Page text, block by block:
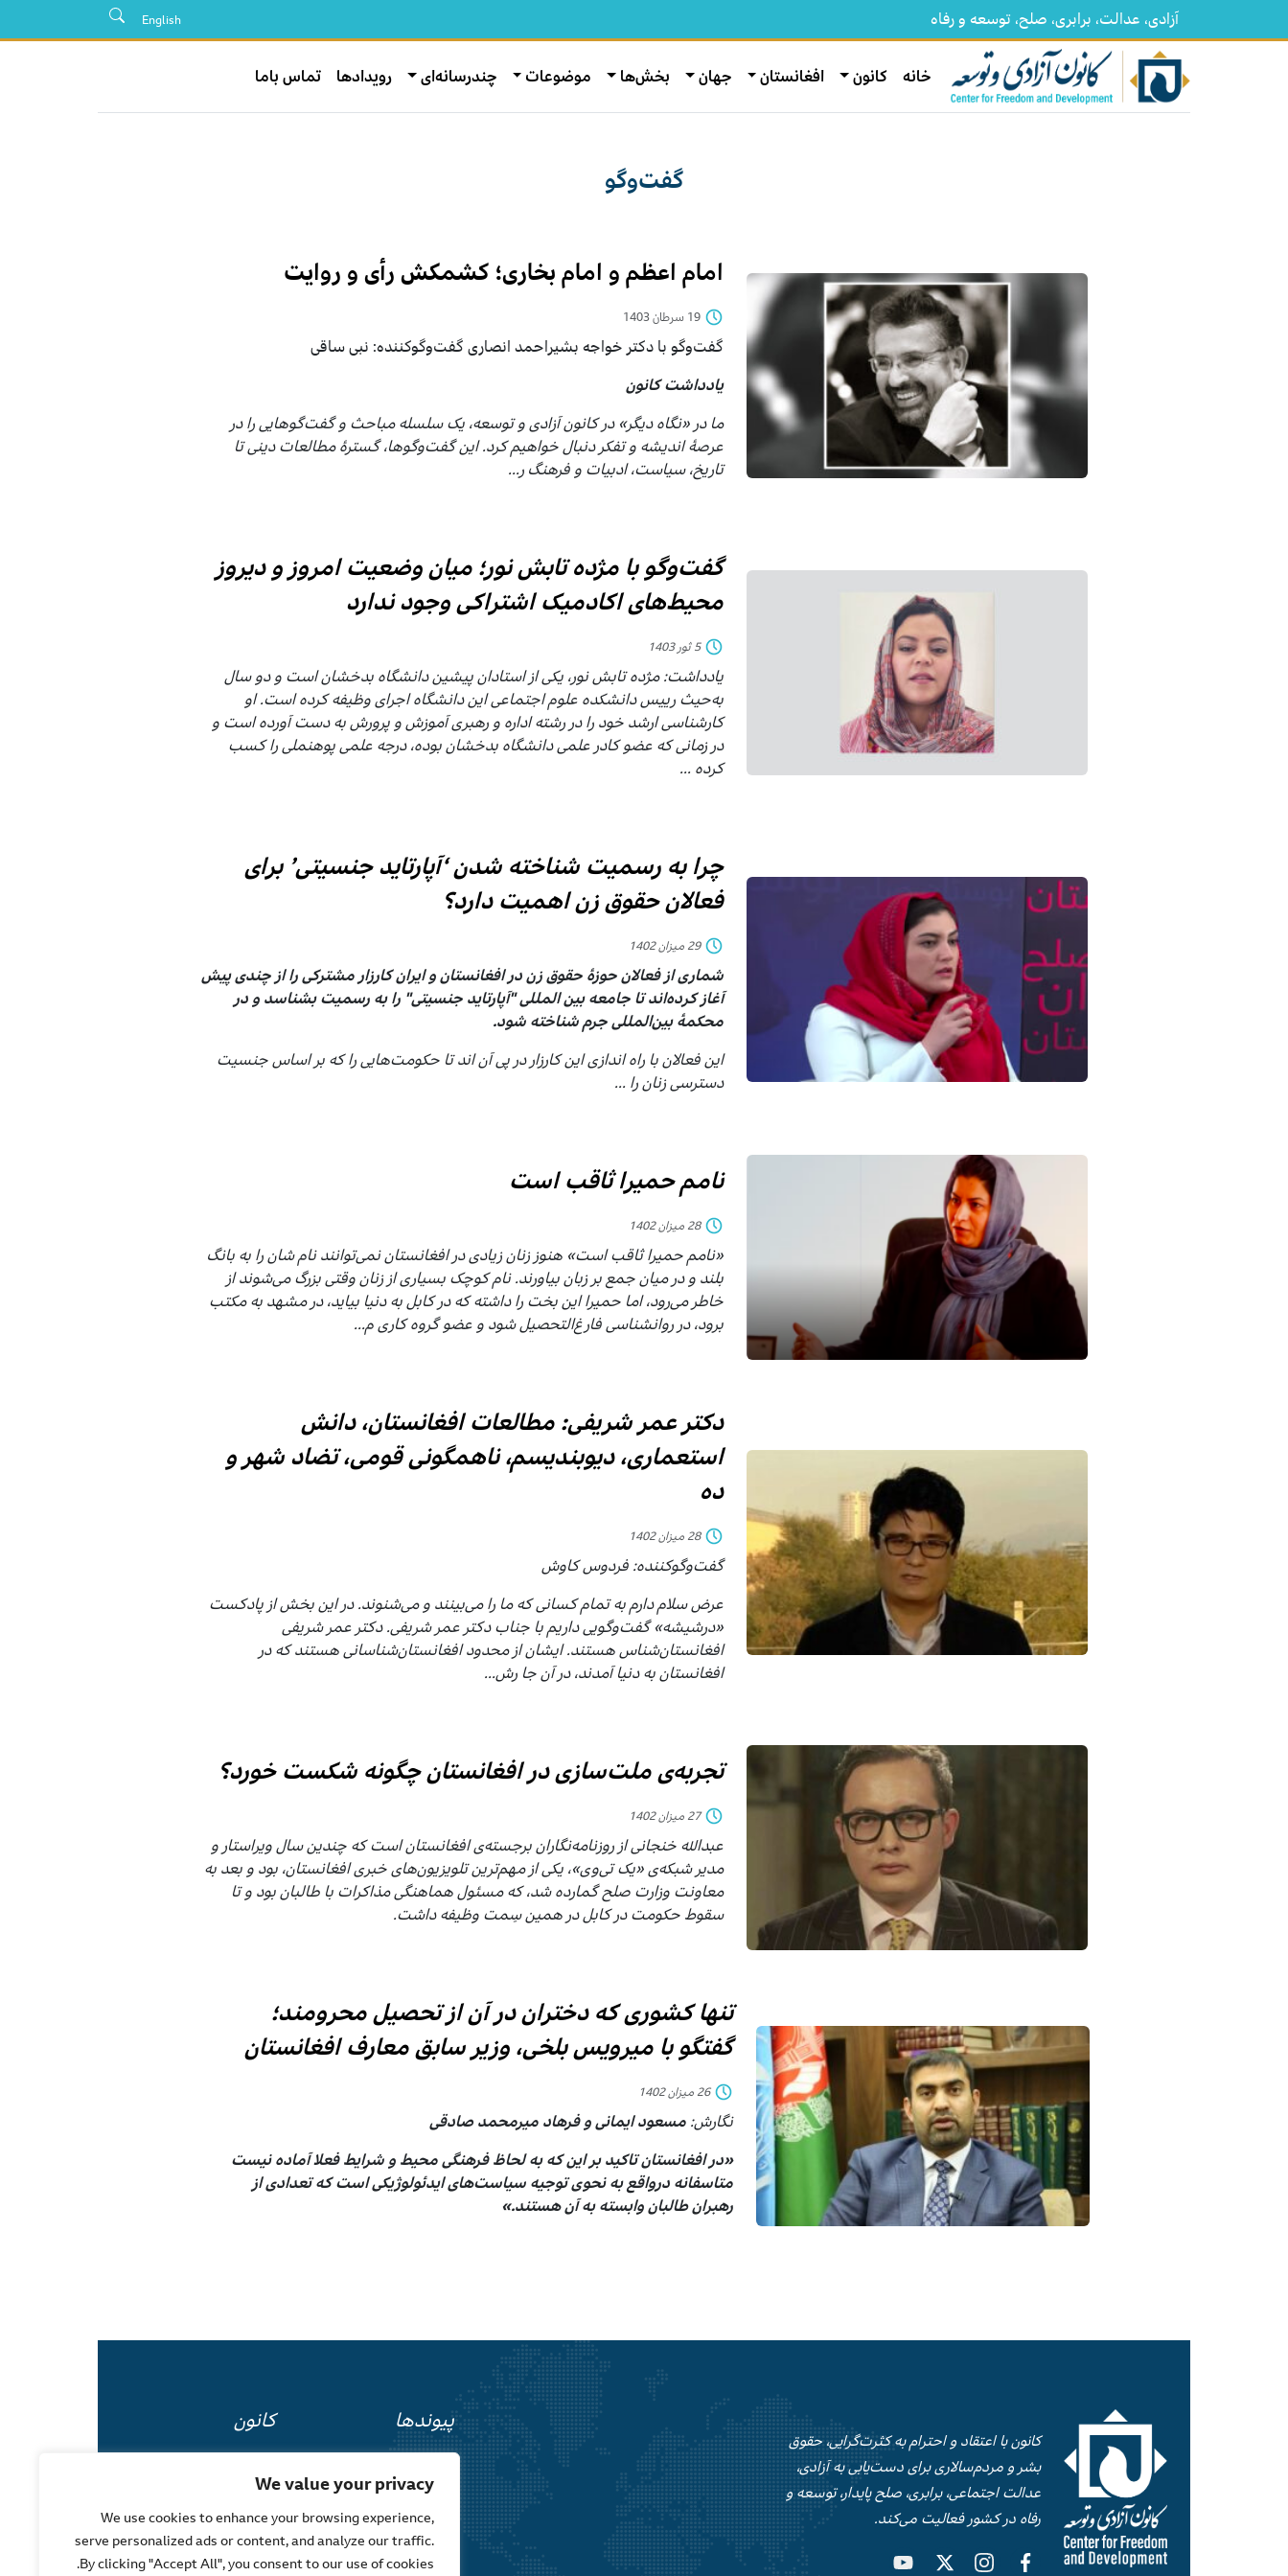
We value your privacy
We use cookies to enhance your browsing experience,
serve personalized ads or content, and analyze our traffic.
By clicking "Accept All", you consent to our use of cookies.
English آزادی، عدالت، برابری، صلح، توسعه و رفاه
خانه کانون افغانستان جهان بخش‌ها موضوعات چندرسانه‌ای رویدادها تماس باما
گفت‌وگو
امام اعظم و امام بخاری؛ کشمکش رأی و روایت
19 سرطان 1403
گفت‌وگو با دکتر خواجه بشیراحمد انصاری گفت‌وگوکننده: نبی ساقی
یادداشت کانون
ما در «نگاه دیگر» در کانون آزادی و توسعه، یک سلسله مباحث و گفت‌گوهایی را در
عرصهٔ اندیشه و تفکر دنبال خواهیم کرد. این گفت‌وگوها، گسترهٔ مطالعات دینی تا
تاریخ، سیاست، ادبیات و فرهنگ ر...
گفت‌وگو با مژده تابش نور؛ میان وضعیت امروز و دیروز
محیط‌های اکادمیک اشتراکی وجود ندارد
5 ثور 1403
یادداشت: مژده تابش نور، یکی از استادان پیشین دانشگاه بدخشان است و دو سال
به‌حیث رییس دانشکده علوم اجتماعی این دانشگاه اجرای وظیفه کرده است. او
کارشناسی ارشد خود را در رشته اداره و رهبری‌ آموزش و پرورش به دست آورده است و
در زمانی که عضو کادر علمی دانشگاه بدخشان بوده، درجه علمی پوهنملی را کسب
کرده ...
چرا به رسمیت شناخته شدن ‘آپارتاید جنسیتی’ برای
فعالان حقوق زن اهمیت دارد؟
29 میزان 1402
شماری از فعالان حوزهٔ حقوق زن در افغانستان و ایران کارزار مشترکی را از چندی پیش
آغاز کرده‌اند تا جامعه بین المللی "آپارتاید جنسیتی" را به رسمیت بشناسد و در
محکمه‌ٔ بین‌المللی جرم شناخته شود.
این فعالان با راه اندازی این کارزار در پی آن اند تا حکومت‌هایی را که بر اساس جنسیت
دسترسی زنان را ...
نامم حمیرا ثاقب است
28 میزان 1402
«نامم حمیرا ثاقب است» هنوز زنان زیادی در افغانستان نمی‌توانند نام شان را به بانگ
بلند و در میان جمع بر زبان بیاورند. نام کوچک بسیاری از زنان وقتی بزرگ می‌شوند از
خاطر می‌رود، اما حمیرا این بخت را داشته که در کابل به دنیا بیاید، در مشهد به مکتب
برود، در روانشناسی فارغ‌التحصیل شود و عضو گروه کاری م...
دکتر عمر شریفی: مطالعات افغانستان، دانش
استعماری، دیوبندیسم، ناهمگونی قومی، تضاد شهر و
ده
28 میزان 1402
گفت‌وگوکننده: فردوس کاوش
عرض سلام دارم به تمام کسانی که ما را می‌بینند و می‌شنوند. در این بخش از پادکست
«درشیشه‌» گفت‌وگویی داریم با جناب دکتر عمر شریفی. دکتر عمر شریفی
افغانستان‌شناس هستند. ایشان از محدود افغانستان‌شناسانی هستند که در
افغانستان به دنیا آمدند، در آن جا رش...
تجربه‌ی ملت‌سازی در افغانستان چگونه شکست خورد؟
27 میزان 1402
عبدالله خنجانی از روزنامه‌نگاران برجسته‌ی افغانستان است که چندین سال ویراستار و
مدیر شبکه‌ی «یک‌ تی‌وی»، یکی از مهم‌ترین تلویزیون‌های خبری افغانستان، بود و بعد به
معاونت وزارت صلح گمارده شد، که مسئول هماهنگی مذاکرات با طالبان بود و تا
سقوط حکومت در کابل در همین سِمت وظیفه داشت.
تنها کشوری که دختران در آن از تحصیل محرومند؛
گفتگو با میرویس بلخی، وزیر سابق معارف افغانستان
26 میزان 1402
نگارش:مسعود ایمانی و فرهاد میرمحمد صادقی
«در افغانستان تاکید بر این که به لحاظ فرهنگی محیط و شرایط فعلا آماده نیست
متاسفانه درواقع به نحوی توجیه سیاست‌های ایدئولوژیکی است که تعدادی از
رهبران طالبان وابسته به آن هستند.»
کانون با اعتقاد و احترام به کثرت‌گرایی، حقوق
بشر و‌ مردم‌سالاری برای دست‌‌یابی به آزادی،
عدالت اجتماعی، برابری، صلح‌ پایدار، توسعه و
رفاه در کشور فعالیت می‌کند.
پیوندها
گفت‌وگو
کانون
حریم خصوصی